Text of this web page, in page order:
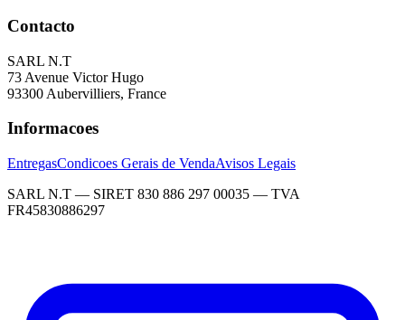
Contacto
SARL N.T
73 Avenue Victor Hugo
93300 Aubervilliers, France
Informacoes
EntregasCondicoes Gerais de VendaAvisos Legais
SARL N.T — SIRET 830 886 297 00035 — TVA
FR45830886297